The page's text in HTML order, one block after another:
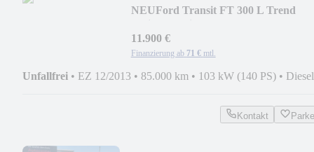
NEUFord Transit FT 300 L Trend
11.900 €
Finanzierung ab 71 € mtl.
Unfallfrei • EZ 12/2013 • 85.000 km • 103 kW (140 PS) • Diesel
Kontakt